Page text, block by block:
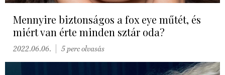
Mennyire biztonságos a fox eye műtét, és
miért van érte minden sztár oda?
2022.06.06. 5 perc olvasás